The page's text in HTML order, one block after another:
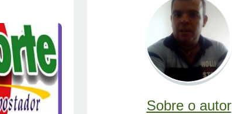
Sobre o autor